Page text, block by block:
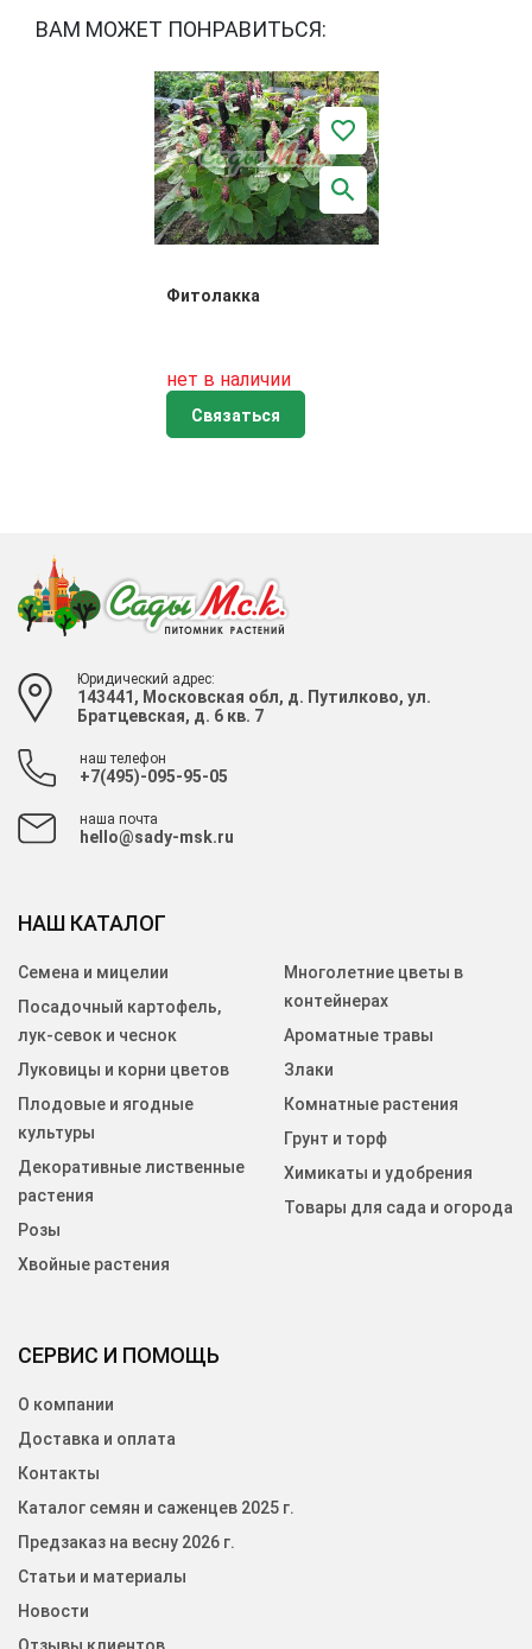
ВАМ МОЖЕТ ПОНРАВИТЬСЯ:
Фитолакка
нет в наличии
Связаться
Юридический адрес:
143441, Московская обл, д. Путилково, ул.
Братцевская, д. 6 кв. 7
наш телефон
+7(495)-095-95-05
наша почта
hello@sady-msk.ru
СЕРВИС И ПОМОЩЬ
О компании
Доставка и оплата
Контакты
Каталог семян и саженцев 2025 г.
Предзаказ на весну 2026 г.
Статьи и материалы
Новости
НАШ КАТАЛОГ
Семена и мицелии
Посадочный картофель,
лук-севок и чеснок
Луковицы и корни цветов
Плодовые и ягодные
культуры
Декоративные лиственные
растения
Розы
Хвойные растения
Многолетние цветы в
контейнерах
Ароматные травы
Злаки
Комнатные растения
Грунт и торф
Химикаты и удобрения
Товары для сада и огорода